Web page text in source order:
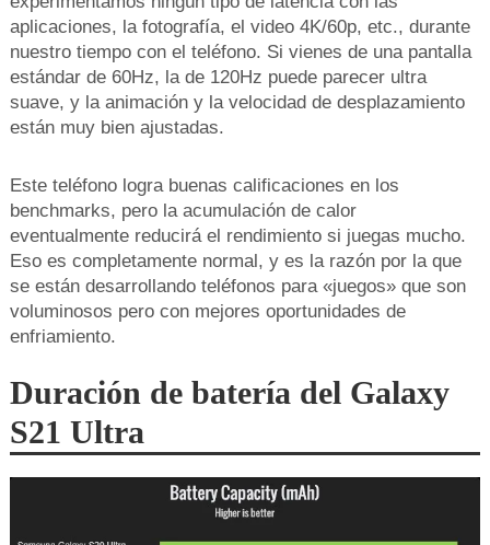
aplicaciones, la fotografía, el video 4K/60p, etc., durante
nuestro tiempo con el teléfono. Si vienes de una pantalla
estándar de 60Hz, la de 120Hz puede parecer ultra
suave, y la animación y la velocidad de desplazamiento
están muy bien ajustadas.
Este teléfono logra buenas calificaciones en los
benchmarks, pero la acumulación de calor
eventualmente reducirá el rendimiento si juegas mucho.
Eso es completamente normal, y es la razón por la que
se están desarrollando teléfonos para «juegos» que son
voluminosos pero con mejores oportunidades de
enfriamiento.
Duración de batería del Galaxy
S21 Ultra